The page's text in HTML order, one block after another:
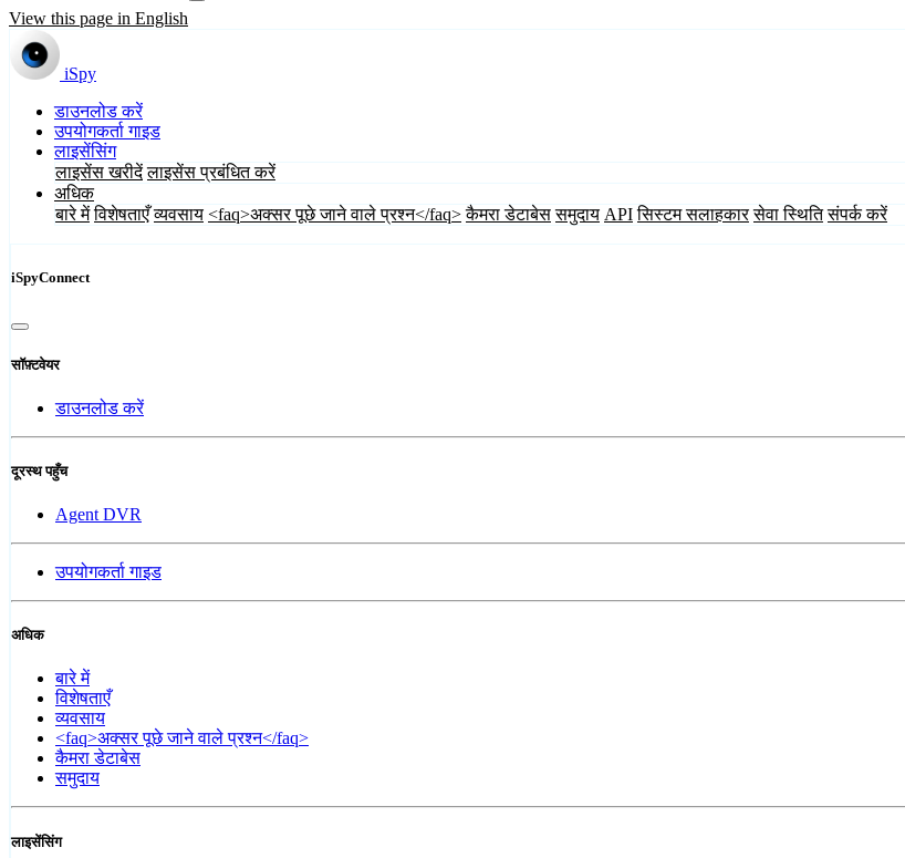
View this page in English
iSpy
डाउनलोड करें
उपयोगकर्ता गाइड
लाइसेंसिंग
लाइसेंस खरीदें लाइसेंस प्रबंधित करें
अधिक
बारे में विशेषताएँ व्यवसाय <faq>अक्सर पूछे जाने वाले प्रश्न</faq> कैमरा डेटाबेस समुदाय API सिस्टम सलाहकार सेवा स्थिति संपर्क करें
iSpyConnect
सॉफ़्टवेयर
डाउनलोड करें
दूरस्थ पहुँच
Agent DVR
उपयोगकर्ता गाइड
अधिक
बारे में
विशेषताएँ
व्यवसाय
<faq>अक्सर पूछे जाने वाले प्रश्न</faq>
कैमरा डेटाबेस
समुदाय
लाइसेंसिंग